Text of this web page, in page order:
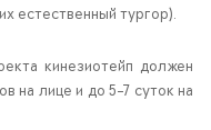
естественный тургор).
кинезиотейп должен
на лице и до 5-7 суток на